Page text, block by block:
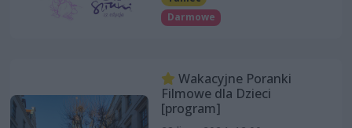
Darmowe
Wakacyjne Poranki
Filmowe dla Dzieci
[program]